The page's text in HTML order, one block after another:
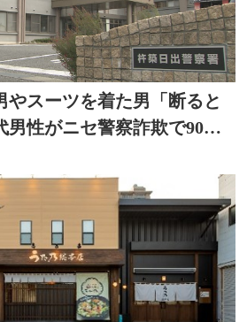
やスーツを着た男「断ると
男性がニセ警察詐欺で90万